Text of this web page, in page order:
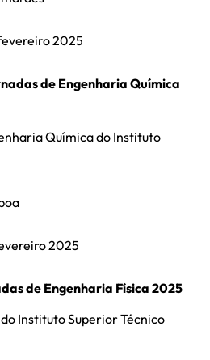
2025
de Engenharia Química
Química do Instituto
2025
de Engenharia Física 2025
do Instituto Superior Técnico